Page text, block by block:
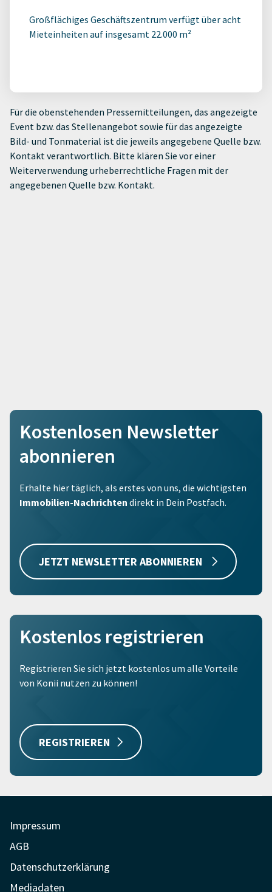
Großflächiges Geschäftszentrum verfügt über acht
Mieteinheiten auf insgesamt 22.000 m²
Für die obenstehenden Pressemitteilungen, das angezeigte
Event bzw. das Stellenangebot sowie für das angezeigte
Bild- und Tonmaterial ist die jeweils angegebene Quelle bzw.
Kontakt verantwortlich. Bitte klären Sie vor einer
Weiterverwendung urheberrechtliche Fragen mit der
angegebenen Quelle bzw. Kontakt.
Kostenlosen Newsletter
abonnieren
Erhalte hier täglich, als erstes von uns, die wichtigsten
Immobilien-Nachrichten direkt in Dein Postfach.
JETZT NEWSLETTER ABONNIEREN
Kostenlos registrieren
Registrieren Sie sich jetzt kostenlos um alle Vorteile
von Konii nutzen zu können!
REGISTRIEREN
Impressum
AGB
Datenschutzerklärung
Mediadaten